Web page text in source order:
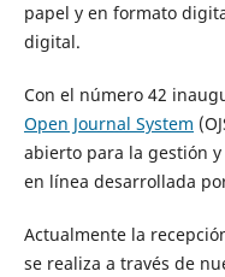
papel y en formato
digital.
Con el número 42
Open Journal System
abierto para la gestión
en línea desarrollada
Actualmente la
se realiza a través de